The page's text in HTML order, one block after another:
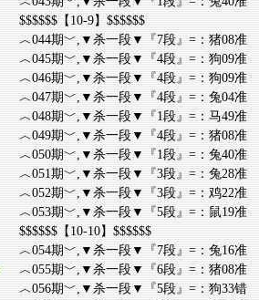
$$$$$$【10-9】$$$$$$
︿044期﹀,▼杀一段▼『7段』=：猪08准
︿045期﹀,▼杀一段▼『4段』=：狗09准
︿046期﹀,▼杀一段▼『4段』=：狗09准
︿047期﹀,▼杀一段▼『4段』=：兔04准
︿048期﹀,▼杀一段▼『1段』=：马49准
︿049期﹀,▼杀一段▼『4段』=：猪08准
︿050期﹀,▼杀一段▼『1段』=：兔40准
︿051期﹀,▼杀一段▼『3段』=：兔28准
︿052期﹀,▼杀一段▼『3段』=：鸡22准
︿053期﹀,▼杀一段▼『5段』=：鼠19准
$$$$$$【10-10】$$$$$$
︿054期﹀,▼杀一段▼『7段』=：兔16准
︿055期﹀,▼杀一段▼『6段』=：猪08准
︿056期﹀,▼杀一段▼『5段』=：狗33错